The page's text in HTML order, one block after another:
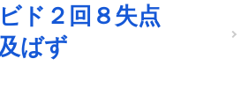
ド２回８失点
ばず